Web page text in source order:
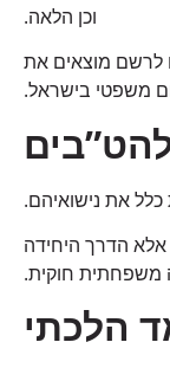
וכן הלאה.
מוצאים את
בישראל.
את נישואיהם.
הדרך היחידה
חוקית.
הלכתי